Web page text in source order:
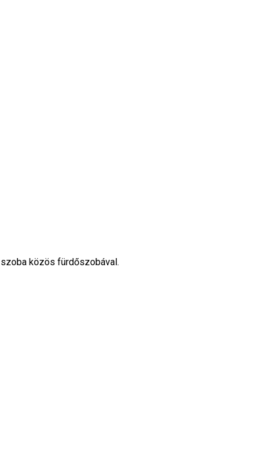
közös fürdőszobával.